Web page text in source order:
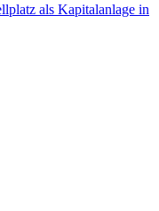
als Kapitalanlage in